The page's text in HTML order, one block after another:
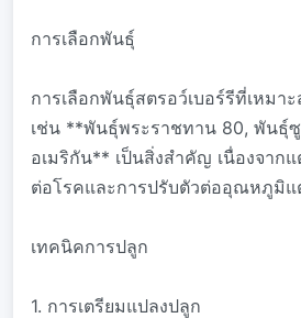
การเลือกพันธุ์
การเลือกพันธุ์สตรอว์เบอร์รีที่เหมา
เช่น **พันธุ์พระราชทาน 80, พันธุ์
อเมริกัน** เป็นสิ่งสำคัญ เนื่องจาก
ต่อโรคและการปรับตัวต่ออุณหภูมิแ
เทคนิคการปลูก
1. การเตรียมแปลงปลูก